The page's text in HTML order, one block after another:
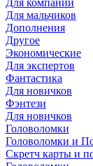
Для компании
Для мальчиков
Дополнения
Другое
Экономические
Для экспертов
Фантастика
Для новичков
Фэнтези
Для новичков
Головоломки
Головоломки и
Cкретч карты и